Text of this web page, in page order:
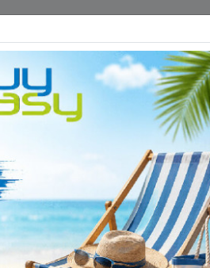
Επικοινωνία
Ένδυση Ορειβασίας